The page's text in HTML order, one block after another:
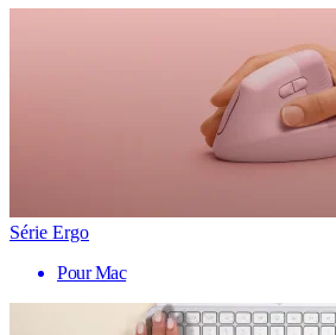
Série Ergo
Pour Mac